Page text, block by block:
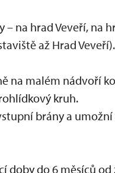
na hrad Veveří, na
až Hrad Veveří).
na malém nádvoří
kruh.
brány a
doby do 6 měsíců